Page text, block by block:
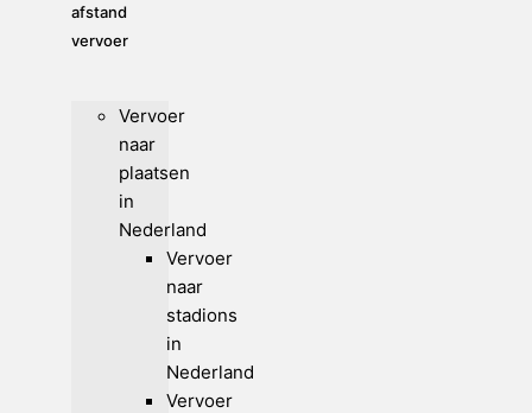
afstand
vervoer
Vervoer
naar
plaatsen
in
Nederland
Vervoer
naar
stadions
in
Nederland
Vervoer